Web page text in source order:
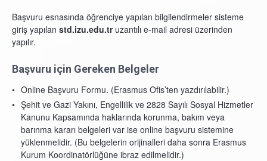
Başvuru esnasında öğrenciye yapılan bilgilendirmeler sisteme
giriş yapılan std.izu.edu.truzantılı e-mail adresi üzerinden
yapılır.
Başvuru için Gereken Belgeler
Online Başvuru Formu. (Erasmus Ofis’ten yazdırılabilir.)
Şehit ve Gazi Yakını, Engellilik ve 2828 Sayılı Sosyal Hizmetler
Kanunu Kapsamında haklarında korunma, bakım veya
barınma kararı belgeleri var ise online başvuru sistemine
yüklenmelidir. (Bu belgelerin orijinalleri daha sonra Erasmus
Kurum Koordinatörlüğüne ibraz edilmelidir.)